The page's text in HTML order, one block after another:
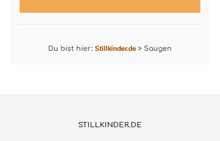
Du bist hier: Stillkinder.de > Saugen
STILLKINDER.DE